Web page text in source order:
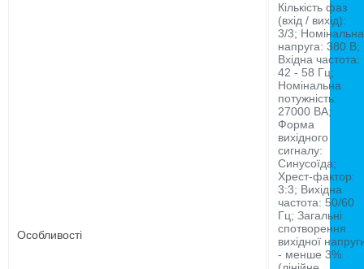
Особливості
Кількість фаз
(вхід / вихід):
3/3; Номінальна
напруга: 380 В;
Вхідна частота:
42 - 58 Гц;
Номінальна
потужність:
27000 ВА;
Форма
вихідного
сигналу:
Синусоїда;
Хрест-фактор:
3:3; Вихідна
частота: 50/60
Гц; Загальні
спотворення
вихідної
- менше 3%